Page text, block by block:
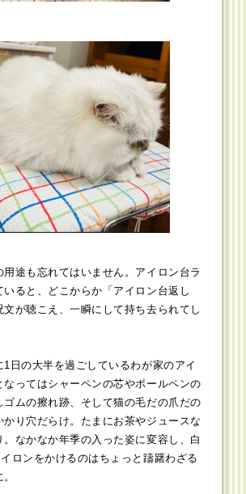
用途も忘れてはいません。アイロン台ラ
いると、どこからか「アイロン台返し
文が聴こえ、一瞬にして持ち去られてし
1日の大半を過ごしているわが家のアイ
なってはシャーペンの芯やボールペンの
ゴムの擦れ跡、そして猫の毛だの爪だの
かり穴だらけ。たまにお茶やジュースな
。なかなか年季の入った姿に変容し、白
ロンをかけるのはちょっと躊躇わざる